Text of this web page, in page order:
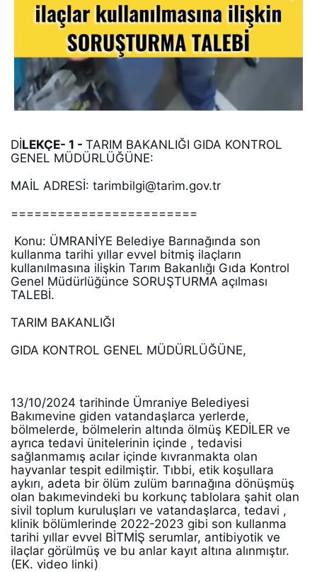
DİLEKÇE- 1 - TARIM BAKANLIĞI GIDA KONTROL
GENEL MÜDÜRLÜĞÜNE:
MAİL ADRESİ: tarimbilgi@tarim.gov.tr
========================
Konu: ÜMRANİYE Belediye Barınağında son
kullanma tarihi yıllar evvel bitmiş ilaçların
kullanılmasına ilişkin Tarım Bakanlığı Gıda Kontrol
Genel Müdürlüğünce SORUŞTURMA açılması
TALEBİ.
TARIM BAKANLIĞI
GIDA KONTROL GENEL MÜDÜRLÜĞÜNE,
13/10/2024 tarihinde Ümraniye Belediyesi
Bakımevine giden vatandaşlarca yerlerde,
bölmelerde, bölmelerin altında ölmüş KEDİLER ve
ayrıca tedavi ünitelerinin içinde , tedavisi
sağlanmamış acılar içinde kıvranmakta olan
hayvanlar tespit edilmiştir. Tıbbi, etik koşullara
aykırı, adeta bir ölüm zulüm barınağına dönüşmüş
olan bakımevindeki bu korkunç tablolara şahit olan
sivil toplum kuruluşları ve vatandaşlarca, tedavi ,
klinik bölümlerinde 2022-2023 gibi son kullanma
tarihi yıllar evvel BİTMİŞ serumlar, antibiyotik ve
ilaçlar görülmüş ve bu anlar kayıt altına alınmıştır.
(EK. video linki)